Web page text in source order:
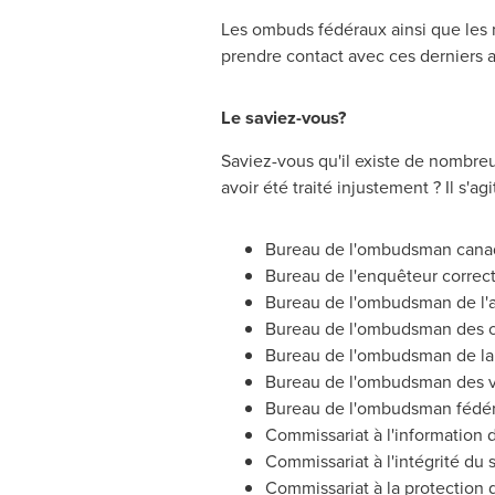
Les ombuds fédéraux ainsi que
prendre contact avec ces derniers
Le saviez-vous?
Saviez-vous qu'il existe de
avoir été traité injustement ? Il
Bureau de l'ombudsman
Bureau de l'enquêteur
Bureau de l'ombudsman de
Bureau de l'ombudsman des
Bureau de l'ombudsman de
Bureau de l'ombudsman des
Bureau de l'ombudsman
Commissariat à l'information
Commissariat à l'intégrité du
Commissariat à la